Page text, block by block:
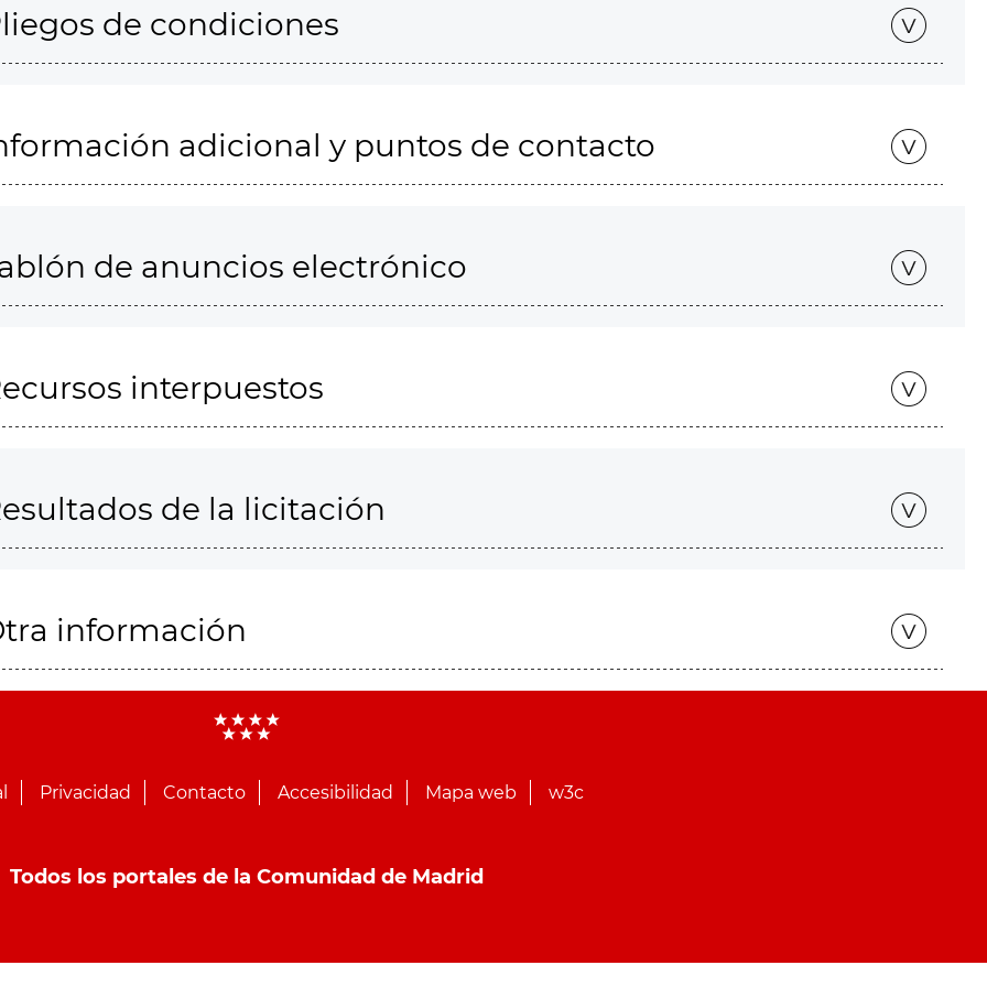
de condiciones
adicional y puntos de contacto
de anuncios electrónico
interpuestos
de la licitación
información
Privacidad Contacto Accesibilidad Mapa web w3c
Todos los portales de la Comunidad de Madrid